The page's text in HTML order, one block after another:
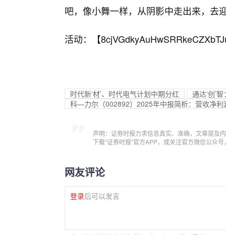
吧，像小舞一样，从阴影中走出来，去
活动：【
时代新‘材’、时代电气计划中期分红
通达‘创’
科—力尔（002892）2025年中报简析：营收净利
声明：证券时报力求信息真实、准确，文章提及
下载“证券时报”官方APP，或关注官方微信公众
网友评论
登录后可以发言